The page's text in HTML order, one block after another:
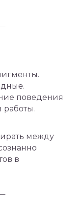
поведения
работы.
между
в